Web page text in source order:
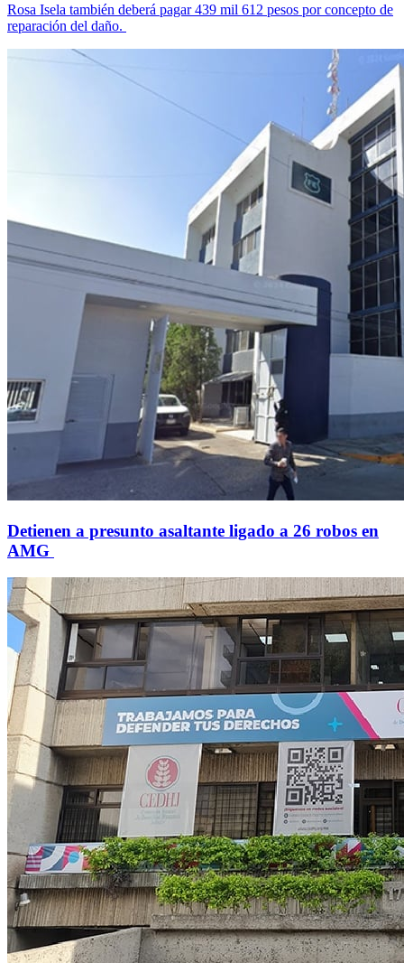
Rosa Isela también deberá pagar 439 mil 612 pesos por concepto de
reparación del daño.
Detienen a presunto asaltante ligado a 26 robos en
AMG